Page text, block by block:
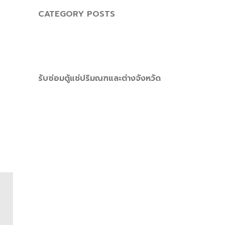
CATEGORY POSTS
รับซ่อมตู้แช่ปริมณฑและต่างจังหวัด